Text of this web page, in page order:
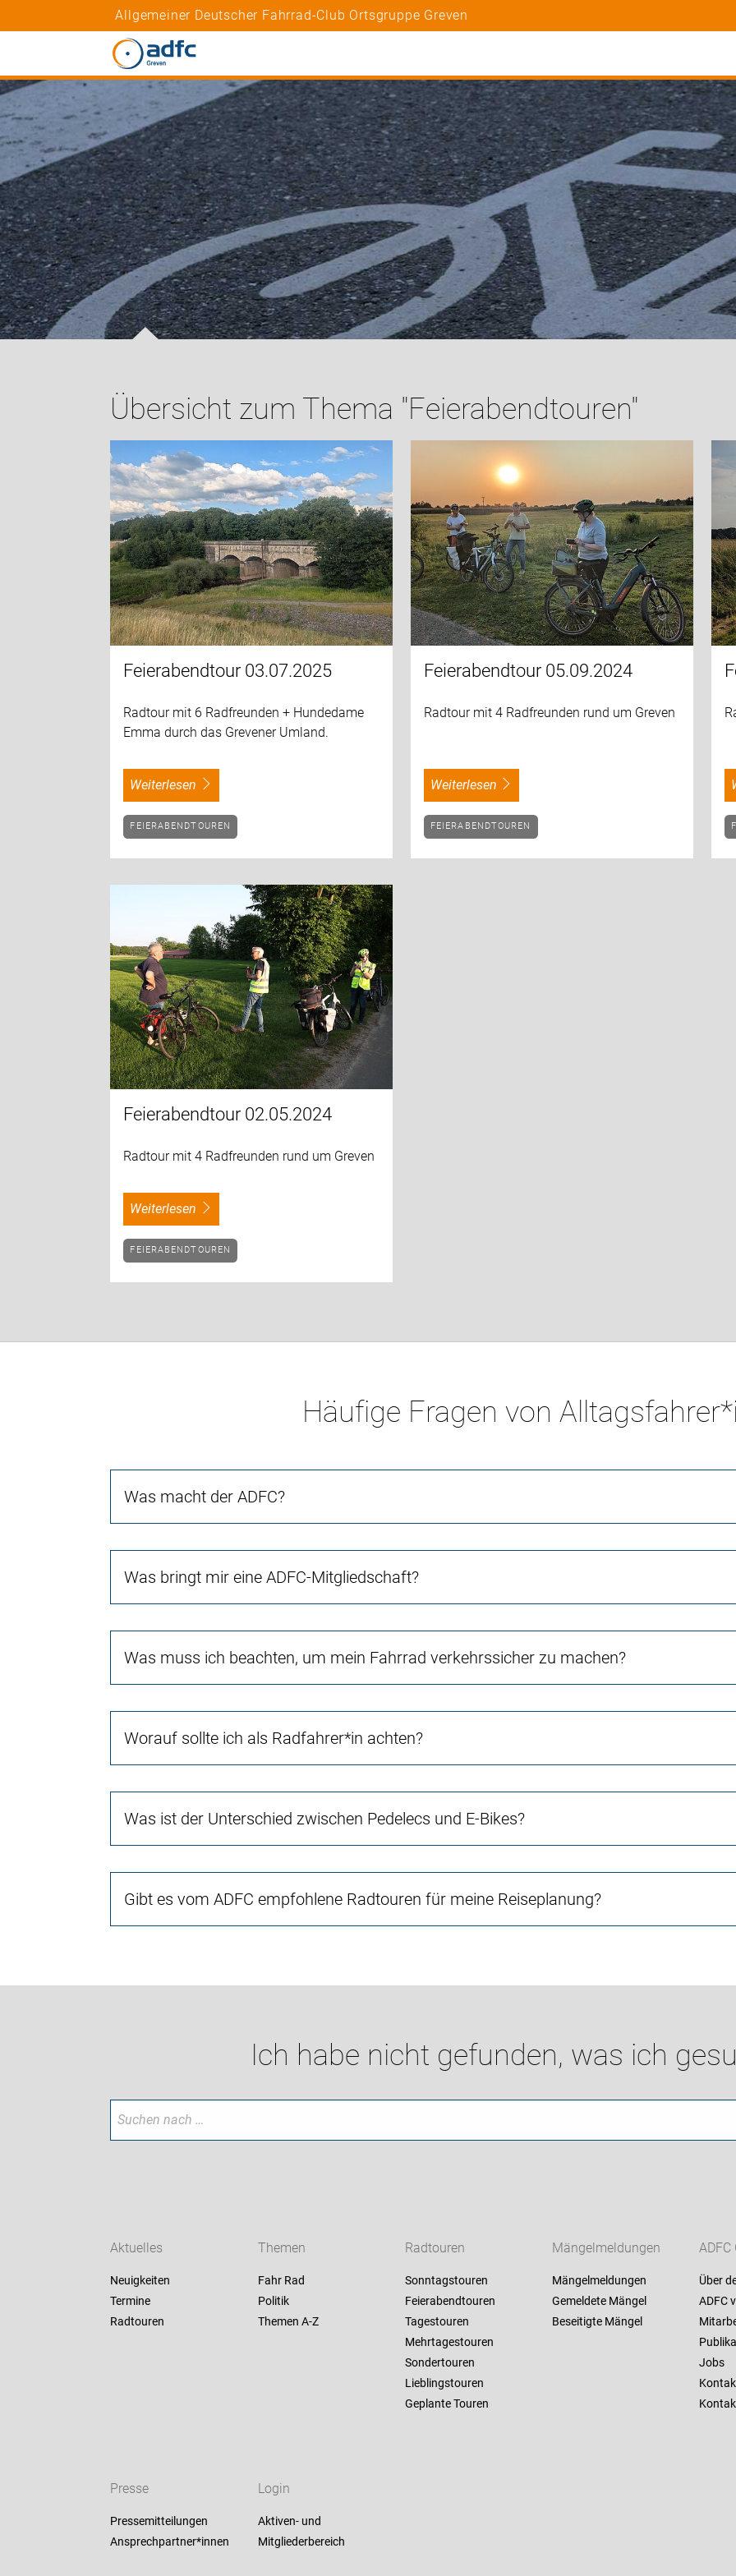
Allgemeiner Deutscher Fahrrad-Club Ortsgruppe Greven
Übersicht zum Thema "Feierabendtouren"
Feierabendtour 03.07.2025
Radtour mit 6 Radfreunden + Hundedame
Emma durch das Grevener Umland.
weiterlesen
FEIERABENDTOUREN
Feierabendtour 05.09.2024
Radtour mit 4 Radfreunden rund um Greven
weiterlesen
FEIERABENDTOUREN
Feierabendtour 02.05.2024
Radtour mit 4 Radfreunden rund um Greven
weiterlesen
FEIERABENDTOUREN
Häufige Fragen von
Was macht der ADFC?
Was bringt mir eine ADFC-Mitgliedschaft?
Was muss ich beachten, um mein Fahrrad verkehrssicher zu machen?
Worauf sollte ich als Radfahrer*in achten?
Was ist der Unterschied zwischen Pedelecs und E-Bikes?
Gibt es vom ADFC empfohlene Radtouren für meine Reiseplanung?
Ich habe nicht gefunden, was ich
Aktuelles
Neuigkeiten
Termine
Radtouren
Themen
Fahr Rad
Politik
Themen A-Z
Radtouren
Sonntagstouren
Feierabendtouren
Tagestouren
Mehrtagestouren
Sondertouren
Lieblingstouren
Geplante Touren
Mängelmeldungen
Mängelmeldungen
Gemeldete Mängel
Beseitigte Mängel
ADFC
Über
ADFC
Jobs
Presse
Pressemitteilungen
Ansprechpartner*innen
Login
Aktiven- und
Mitgliederbereich